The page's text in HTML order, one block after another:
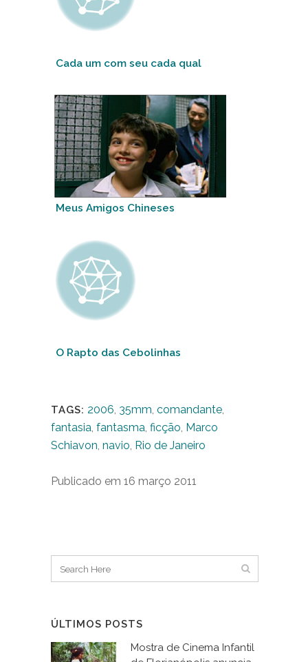
Cada um com seu cada qual
Meus Amigos Chineses
O Rapto das Cebolinhas
TAGS: 2006, 35mm, comandante,
fantasia, fantasma, ficção, Marco
Schiavon, navio, Rio de Janeiro
Publicado em 16 março 2011
ÚLTIMOS POSTS
Mostra de Cinema Infantil